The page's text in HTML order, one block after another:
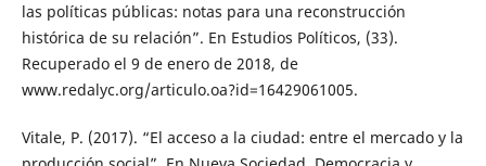
las políticas públicas: notas para una reconstrucción
histórica de su relación”. En Estudios Políticos, (33).
Recuperado el 9 de enero de 2018, de
www.redalyc.org/articulo.oa?id=16429061005.
Vitale, P. (2017). “El acceso a la ciudad: entre el mercado y la